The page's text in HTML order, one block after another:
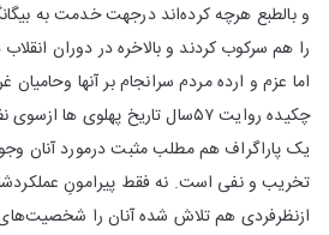
و بالطبع هرچه کرده‌اند درجهت خدمت به
را هم سرکوب کردند و بالاخره در دوران
اما عزم و ارده مردم سرانجام بر آنها
چکیده روایت ۵۷سال تاریخ پهلوی
یک پاراگراف هم مطلب مثبت درمورد آنان
تخریب و نفی است. نه فقط پیرامونِ
ازنظرفردی هم تلاش شده آنان را